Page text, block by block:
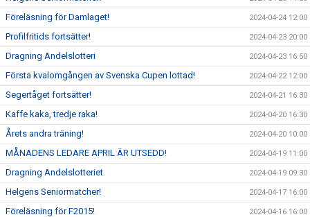
Föreläsning för Damlaget! 2024-04-24 12:00
Profilfritids fortsätter! 2024-04-23 20:00
Dragning Andelslotteri 2024-04-23 16:50
Första kvalomgången av Svenska Cupen lottad! 2024-04-22 12:00
Segertåget fortsätter! 2024-04-21 16:30
Kaffe kaka, tredje raka! 2024-04-20 16:30
Årets andra träning! 2024-04-20 10:00
MÅNADENS LEDARE APRIL ÄR UTSEDD! 2024-04-19 11:00
Dragning Andelslotteriet 2024-04-19 09:30
Helgens Seniormatcher! 2024-04-17 16:00
Föreläsning för F2015! 2024-04-16 16:00